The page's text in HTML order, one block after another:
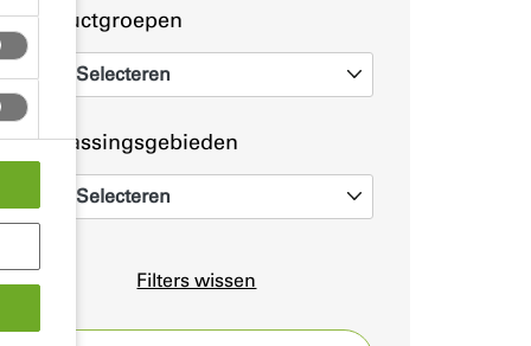
Productgroepen
Selecteren
Toepassingsgebieden
Selecteren
Filters wissen